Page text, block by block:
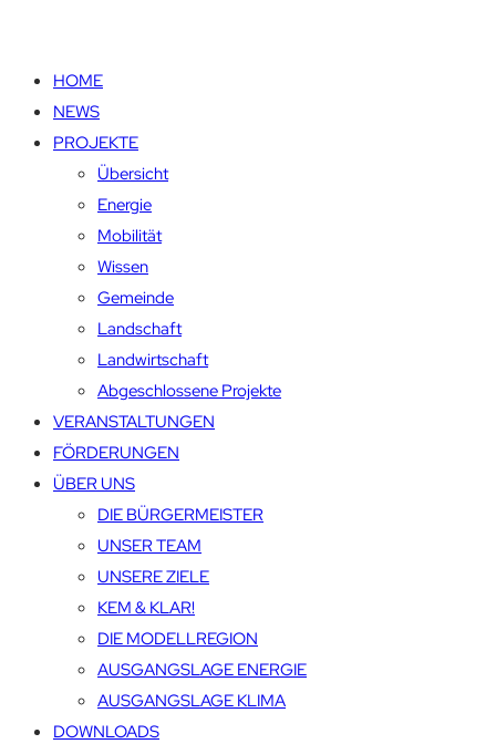
HOME
NEWS
PROJEKTE
Übersicht
Energie
Mobilität
Wissen
Gemeinde
Landschaft
Landwirtschaft
Abgeschlossene Projekte
VERANSTALTUNGEN
FÖRDERUNGEN
ÜBER UNS
DIE BÜRGERMEISTER
UNSER TEAM
UNSERE ZIELE
KEM & KLAR!
DIE MODELLREGION
AUSGANGSLAGE ENERGIE
AUSGANGSLAGE KLIMA
DOWNLOADS